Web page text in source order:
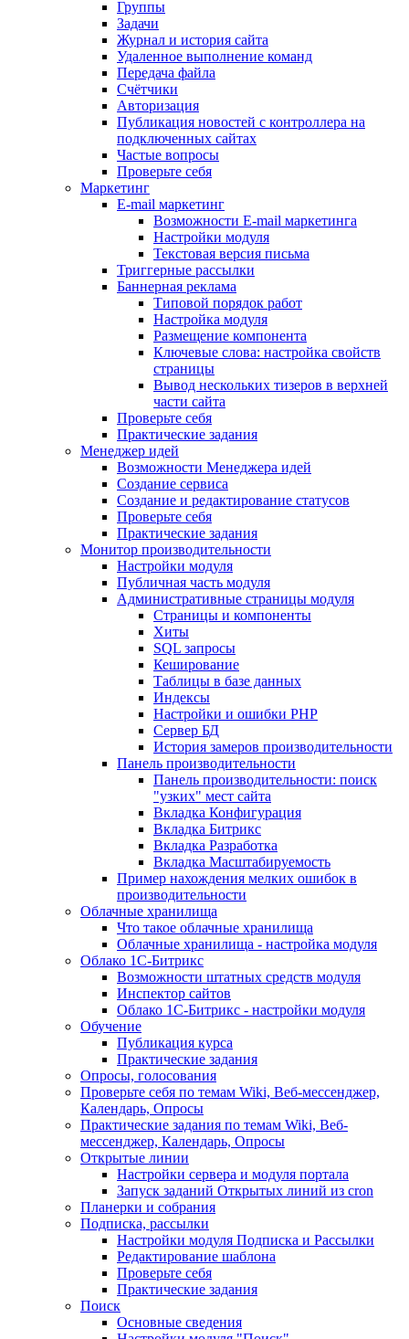
Группы
Задачи
Журнал и история сайта
Удаленное выполнение команд
Передача файла
Счётчики
Авторизация
Публикация новостей с контроллера на
подключенных сайтах
Частые вопросы
Проверьте себя
Маркетинг
E-mail маркетинг
Возможности E-mail маркетинга
Настройки модуля
Текстовая версия письма
Триггерные рассылки
Баннерная реклама
Типовой порядок работ
Настройка модуля
Размещение компонента
Ключевые слова: настройка свойств
страницы
Вывод нескольких тизеров в верхней
части сайта
Проверьте себя
Практические задания
Менеджер идей
Возможности Менеджера идей
Создание сервиса
Создание и редактирование статусов
Проверьте себя
Практические задания
Монитор производительности
Настройки модуля
Публичная часть модуля
Административные страницы модуля
Страницы и компоненты
Хиты
SQL запросы
Кеширование
Таблицы в базе данных
Индексы
Настройки и ошибки PHP
Сервер БД
История замеров производительности
Панель производительности
Панель производительности: поиск
"узких" мест сайта
Вкладка Конфигурация
Вкладка Битрикс
Вкладка Разработка
Вкладка Масштабируемость
Пример нахождения мелких ошибок в
производительности
Облачные хранилища
Что такое облачные хранилища
Облачные хранилища - настройка модуля
Облако 1С-Битрикс
Возможности штатных средств модуля
Инспектор сайтов
Облако 1С-Битрикс - настройки модуля
Обучение
Публикация курса
Практические задания
Опросы, голосования
Проверьте себя по темам Wiki, Веб-мессенджер,
Календарь, Опросы
Практические задания по темам Wiki, Веб-
мессенджер, Календарь, Опросы
Открытые линии
Настройки сервера и модуля портала
Запуск заданий Открытых линий из cron
Планерки и собрания
Подписка, рассылки
Настройки модуля Подписка и Рассылки
Редактирование шаблона
Проверьте себя
Практические задания
Поиск
Основные сведения